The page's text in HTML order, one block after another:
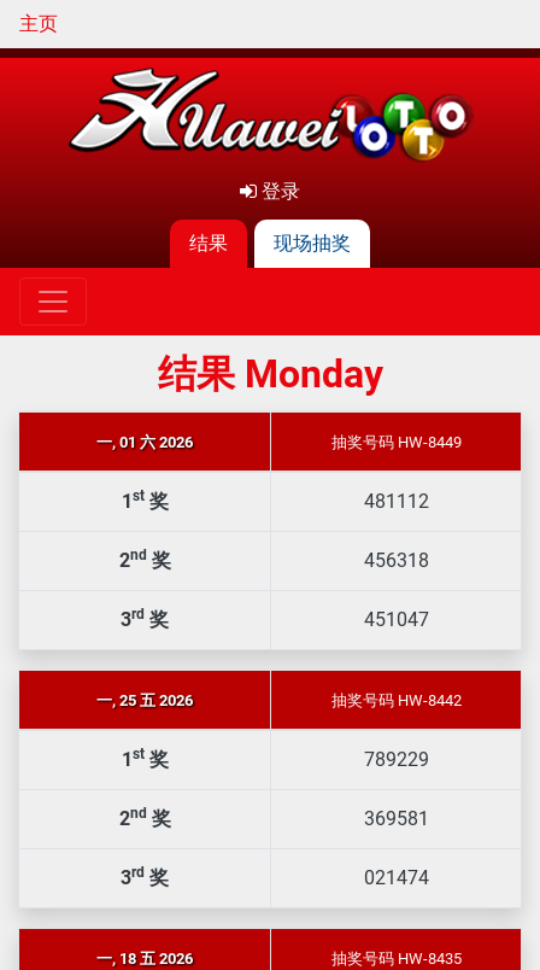
主页
登录
结果 现场抽奖
结果 Monday
一, 01 六 2026 抽奖号码 HW-8449
1 st奖 481112
2nd 奖 456318
3rd 奖 451047
一, 25 五 2026 抽奖号码 HW-8442
1 st奖 789229
2nd 奖 369581
3rd 奖 021474
一, 18 五 2026 抽奖号码 HW-8435